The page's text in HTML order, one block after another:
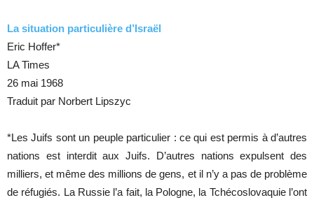
La situation particulière d’Israël
Eric Hoffer*
LA Times
26 mai 1968
Traduit par Norbert Lipszyc
*Les Juifs sont un peuple particulier : ce qui est permis à d’autres
nations est interdit aux Juifs. D’autres nations expulsent des
milliers, et même des millions de gens, et il n’y a pas de problème
de réfugiés. La Russie l’a fait, la Pologne, la Tchécoslovaquie l’ont